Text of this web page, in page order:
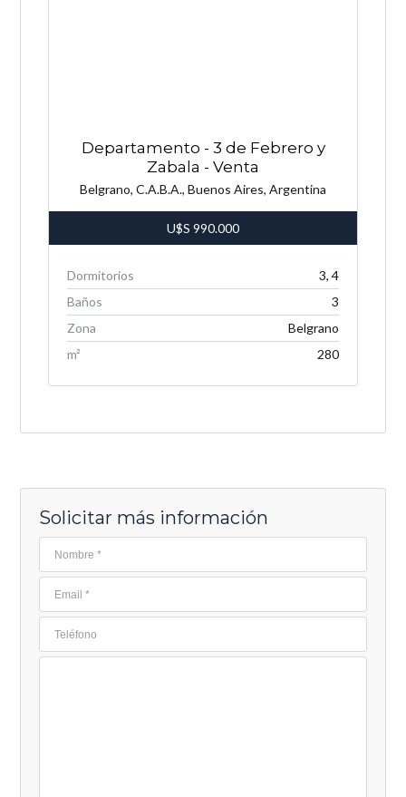
Departamento - 3 de Febrero y
Zabala - Venta
Belgrano, C.A.B.A., Buenos Aires, Argentina
U$S 990.000
Dormitorios
3, 4
Baños
3
Zona
Belgrano
m²
280
Solicitar más información